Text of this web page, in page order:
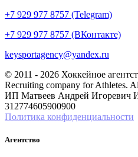
+7 929 977 8757 (Telegram)
+7 929 977 8757 (ВКонтакте)
keysportagency@yandex.ru
© 2011 - 2026 Хоккейное
Recruiting company for Athletes.
ИП Матвеев Андрей
312774605900900
Политика конфиденциальности
Агентство